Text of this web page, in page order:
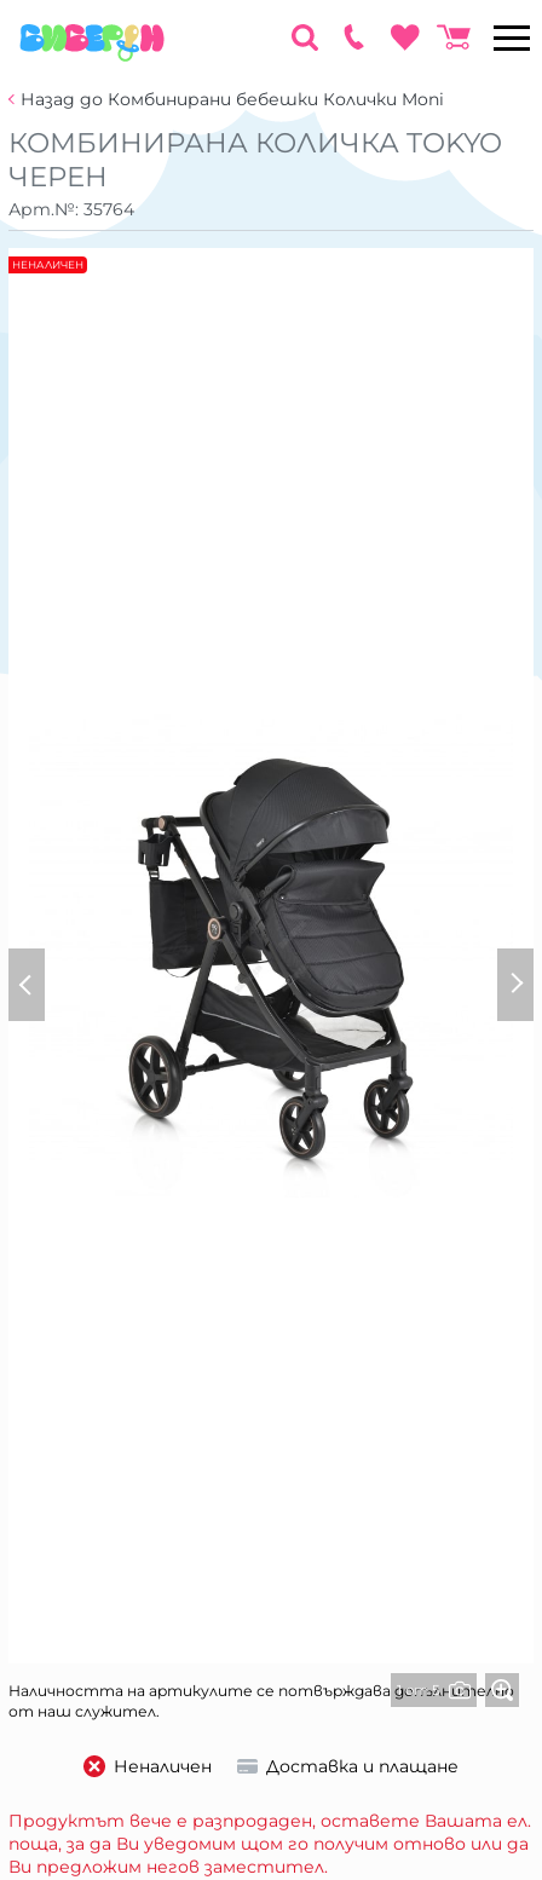
Назад до Комбинирани бебешки Колички Moni
КОМБИНИРАНА КОЛИЧКА TOKYO
ЧЕРЕН
Арт.№: 35764
1 от 5
Наличността на артикулите се потвърждава допълнително
от наш служител.
НЕНАЛИЧЕН
Неналичен Доставка и плащане
Продуктът вече е разпродаден, оставете Вашата ел.
поща, за да Ви уведомим щом го получим отново или да
Ви предложим негов заместител.